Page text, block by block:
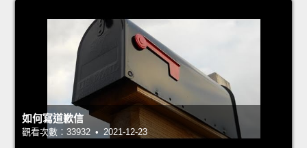
如何寫道歉信
觀看次數：33932 • 2021-12-23